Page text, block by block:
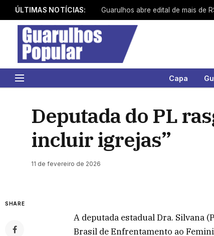
ÚLTIMAS NOTÍCIAS:
Capa
Deputada do PL
incluir igrejas”
11 de fevereiro de 2026
SHARE
A deputada estadual Dra. Silvana
Brasil de Enfrentamento ao